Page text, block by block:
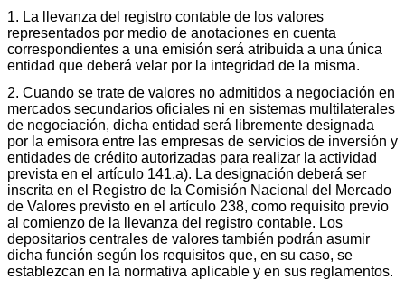
1. La llevanza del registro contable de los valores
representados por medio de anotaciones en cuenta
correspondientes a una emisión será atribuida a una única
entidad que deberá velar por la integridad de la misma.
2. Cuando se trate de valores no admitidos a negociación en
mercados secundarios oficiales ni en sistemas multilaterales
de negociación, dicha entidad será libremente designada
por la emisora entre las empresas de servicios de inversión y
entidades de crédito autorizadas para realizar la actividad
prevista en el artículo 141.a). La designación deberá ser
inscrita en el Registro de la Comisión Nacional del Mercado
de Valores previsto en el artículo 238, como requisito previo
al comienzo de la llevanza del registro contable. Los
depositarios centrales de valores también podrán asumir
dicha función según los requisitos que, en su caso, se
establezcan en la normativa aplicable y en sus reglamentos.